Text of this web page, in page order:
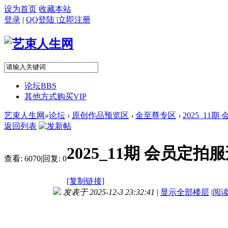
设为首页 收藏本站
登录 | QQ登陆 |立即注册
论坛BBS
其他方式购买VIP
艺束人生网 »论坛 › 原创作品预览区 › 金至尊专区 › 2025_11期
返回列表
查看: 6070|回复: 02025_11期 会员定拍
[复制链接]
发表于 2025-12-3 23:32:41 | 显示全部楼层 |阅